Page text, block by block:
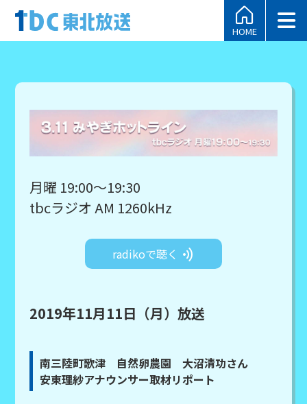
HOME
月曜 19:00～19:30
tbcラジオ AM 1260kHz
radikoで聴く
2019年11月11日（月）放送
南三陸町歌津 自然卵農園 大沼清功さん
安東理紗アナウンサー取材リポート